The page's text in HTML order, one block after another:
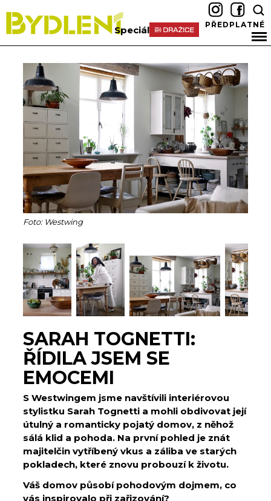
Speciál PŘEDPLATNÉ
Foto: Westwing
SARAH TOGNETTI:
ŘÍDILA JSEM SE
EMOCEMI
S Westwingem jsme navštívili interiérovou
stylistku Sarah Tognetti a mohli obdivovat její
útulný a romanticky pojatý domov, z něhož
sálá klid a pohoda. Na první pohled je znát
majitelčin vytříbený vkus a záliba ve starých
pokladech, které znovu probouzí k životu.
Váš domov působí pohodovým dojmem, co
vás inspirovalo při zařizování?